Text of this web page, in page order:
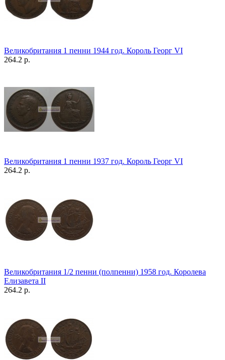
Великобритания 1 пенни 1944 год. Король Георг VI
264.2 р.
Великобритания 1 пенни 1937 год. Король Георг VI
264.2 р.
Великобритания 1/2 пенни (полпенни) 1958 год. Королева
Елизавета II
264.2 р.